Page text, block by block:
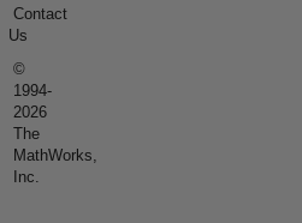
Contact
Us
©
1994-
2026
The
MathWorks,
Inc.